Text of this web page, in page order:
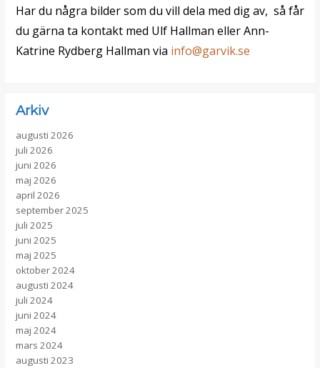
Vinteraktiviteter
Har du några bilder som du vill dela med dig av, så får
du gärna ta kontakt med Ulf Hallman eller Ann-
Katrine Rydberg Hallman via info@garvik.se
Arkiv
augusti 2026
juli 2026
juni 2026
maj 2026
april 2026
september 2025
juli 2025
juni 2025
maj 2025
oktober 2024
augusti 2024
juli 2024
juni 2024
maj 2024
mars 2024
augusti 2023